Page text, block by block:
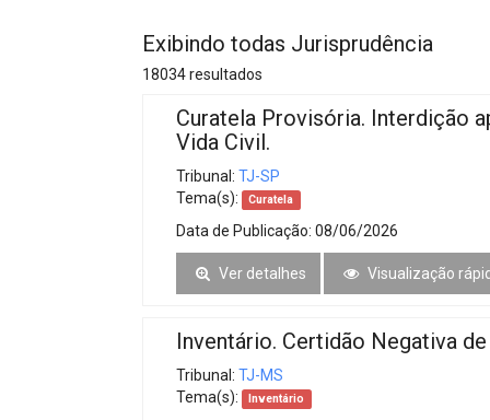
Exibindo todas Jurisprudência
18034 resultados
Curatela Provisória. Interdição
Vida Civil.
Tribunal: TJ-SP
Tema(s):
Curatela
Data de Publicação: 08/06/2026
Ver detalhes Visualização
Inventário. Certidão Negativa
Tribunal: TJ-MS
Tema(s):
Inventário